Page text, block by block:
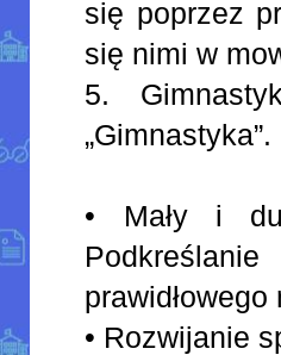
się poprzez
się nimi w
5.
„Gimnastyka”.
• Mały i
prawidłowego
• Rozwijanie